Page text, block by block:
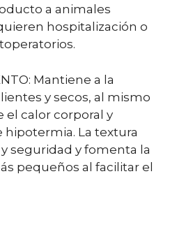
a animales
hospitalización o
Mantiene a la
y secos, al mismo
calor corporal y
hipotermia. La textura
seguridad y fomenta la
pequeños al facilitar el